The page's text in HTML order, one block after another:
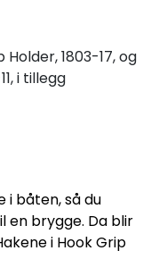
1803-17, og
i tillegg
i båten, så du
en brygge. Da blir
i Hook Grip